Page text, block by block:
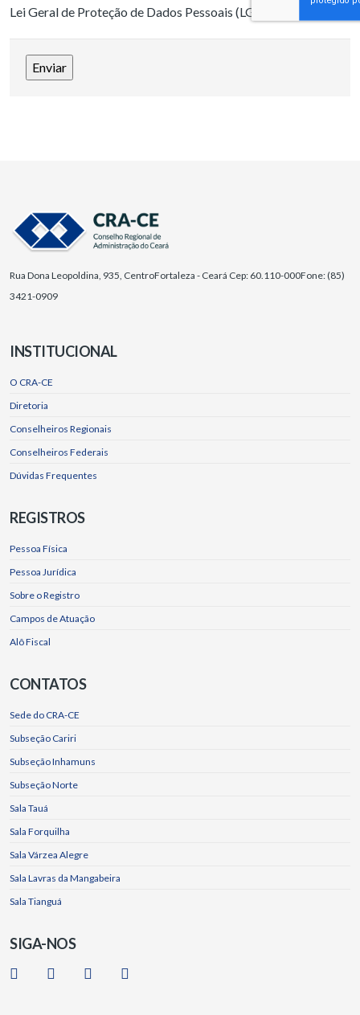
Lei Geral de Proteção de Dados Pessoais (LGPD).
Rua Dona Leopoldina, 935, CentroFortaleza - Ceará Cep: 60.110-000Fone: (85)
3421-0909
INSTITUCIONAL
O CRA-CE
Diretoria
Conselheiros Regionais
Conselheiros Federais
Dúvidas Frequentes
REGISTROS
Pessoa Física
Pessoa Jurídica
Sobre o Registro
Campos de Atuação
Alô Fiscal
CONTATOS
Sede do CRA-CE
Subseção Cariri
Subseção Inhamuns
Subseção Norte
Sala Tauá
Sala Forquilha
Sala Várzea Alegre
Sala Lavras da Mangabeira
Sala Tianguá
SIGA-NOS